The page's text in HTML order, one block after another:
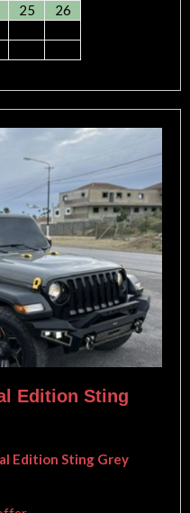
25
26
Edition Sting
Edition Sting Grey